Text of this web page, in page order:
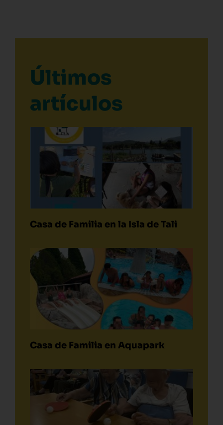
Últimos
artículos
Casa de Familia en la Isla de Tali
Casa de Familia en Aquapark